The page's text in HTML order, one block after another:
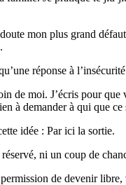
mon plus grand
réponse à
de moi. J’écris pour
à demander à qui que ce
idée : Par ici la sortie.
ni un coup de
de devenir